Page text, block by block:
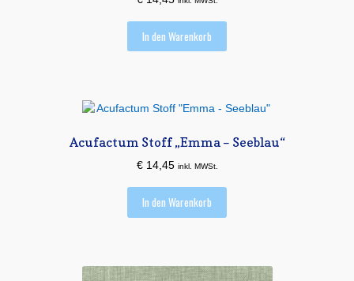
In den Warenkorb
Acufactum Stoff „Emma – Seeblau“
€14,45 inkl. MWSt.
In den Warenkorb